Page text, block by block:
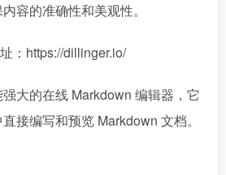
容的准确性和美观性。
：https://dillinger.io/
大的在线 Markdown 编辑器，它
接编写和预览 Markdown 文档。